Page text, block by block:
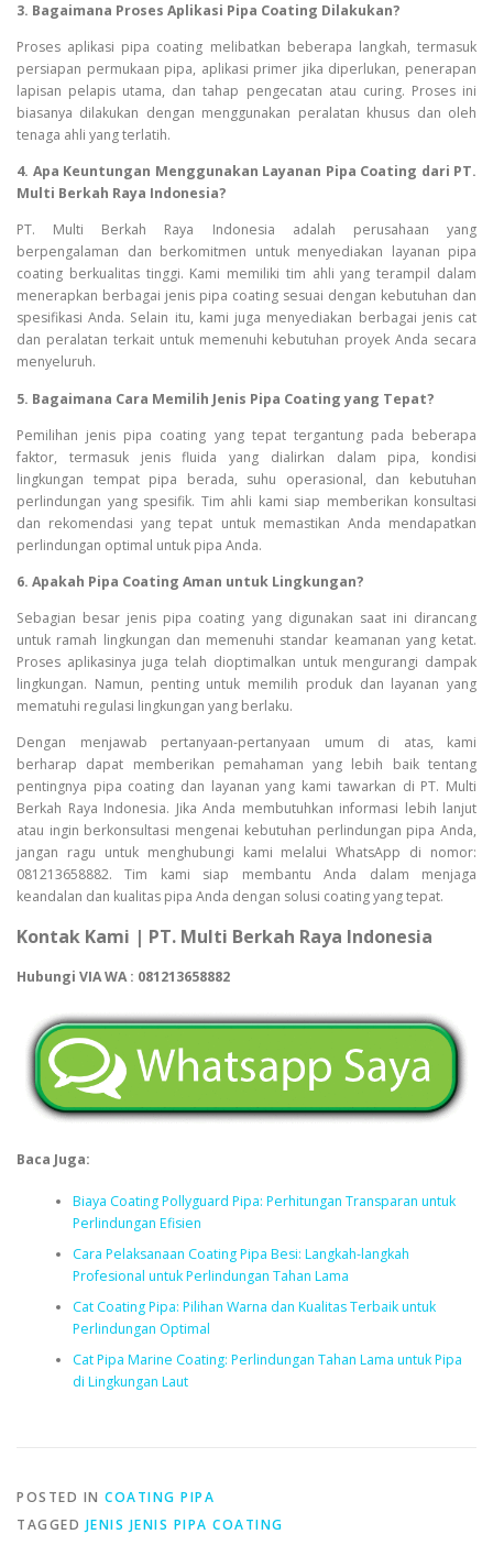
3. Bagaimana Proses Aplikasi Pipa Coating Dilakukan?
Proses aplikasi pipa coating melibatkan beberapa langkah, termasuk
persiapan permukaan pipa, aplikasi primer jika diperlukan, penerapan
lapisan pelapis utama, dan tahap pengecatan atau curing. Proses ini
biasanya dilakukan dengan menggunakan peralatan khusus dan oleh
tenaga ahli yang terlatih.
4. Apa Keuntungan Menggunakan Layanan Pipa Coating dari PT.
Multi Berkah Raya Indonesia?
PT. Multi Berkah Raya Indonesia adalah perusahaan yang
berpengalaman dan berkomitmen untuk menyediakan layanan pipa
coating berkualitas tinggi. Kami memiliki tim ahli yang terampil dalam
menerapkan berbagai jenis pipa coating sesuai dengan kebutuhan dan
spesifikasi Anda. Selain itu, kami juga menyediakan berbagai jenis cat
dan peralatan terkait untuk memenuhi kebutuhan proyek Anda secara
menyeluruh.
5. Bagaimana Cara Memilih Jenis Pipa Coating yang Tepat?
Pemilihan jenis pipa coating yang tepat tergantung pada beberapa
faktor, termasuk jenis fluida yang dialirkan dalam pipa, kondisi
lingkungan tempat pipa berada, suhu operasional, dan kebutuhan
perlindungan yang spesifik. Tim ahli kami siap memberikan konsultasi
dan rekomendasi yang tepat untuk memastikan Anda mendapatkan
perlindungan optimal untuk pipa Anda.
6. Apakah Pipa Coating Aman untuk Lingkungan?
Sebagian besar jenis pipa coating yang digunakan saat ini dirancang
untuk ramah lingkungan dan memenuhi standar keamanan yang ketat.
Proses aplikasinya juga telah dioptimalkan untuk mengurangi dampak
lingkungan. Namun, penting untuk memilih produk dan layanan yang
mematuhi regulasi lingkungan yang berlaku.
Dengan menjawab pertanyaan-pertanyaan umum di atas, kami
berharap dapat memberikan pemahaman yang lebih baik tentang
pentingnya pipa coating dan layanan yang kami tawarkan di PT. Multi
Berkah Raya Indonesia. Jika Anda membutuhkan informasi lebih lanjut
atau ingin berkonsultasi mengenai kebutuhan perlindungan pipa Anda,
jangan ragu untuk menghubungi kami melalui WhatsApp di nomor:
081213658882. Tim kami siap membantu Anda dalam menjaga
keandalan dan kualitas pipa Anda dengan solusi coating yang tepat.
Kontak Kami | PT. Multi Berkah Raya Indonesia
Hubungi VIA WA : 081213658882
Baca Juga:
Biaya Coating Pollyguard Pipa: Perhitungan Transparan untuk
Perlindungan Efisien
Cara Pelaksanaan Coating Pipa Besi: Langkah-langkah
Profesional untuk Perlindungan Tahan Lama
Cat Coating Pipa: Pilihan Warna dan Kualitas Terbaik untuk
Perlindungan Optimal
Cat Pipa Marine Coating: Perlindungan Tahan Lama untuk Pipa
di Lingkungan Laut
POSTED IN COATING PIPA
TAGGED JENIS JENIS PIPA COATING